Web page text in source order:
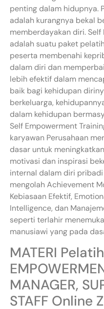
penting dalam hidupnya.
adalah kurangnya bekal
memberdayakan diri. Self
adalah suatu paket
peserta membenahi
dalam diri dan
lebih efektif dalam
baik bagi kehidupan
berkeluarga,
dalam kehidupan
Self Empowerment
karyawan Perusahaan
dasar untuk
motivasi dan inspirasi
internal dalam diri
mengolah Achievement
Kebiasaan Efektif,
Intelligence, dan
seperti terlahir
manusiawi yang pada
MATERI
MANAGER,
STAFF Online